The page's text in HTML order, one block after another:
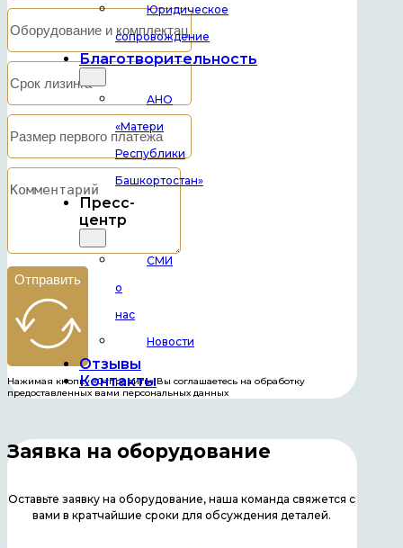
Юридическое
сопровождение
Благотворительность
АНО
«Матери
Республики
Башкортостан»
Пресс-
центр
СМИ
о
нас
Новости
Отзывы
Контакты
Отправить
Нажимая кнопку «Отправить» Вы соглашаетесь на обработку
предоставленных вами персональных данных
Заявка на оборудование
Оставьте заявку на оборудование, наша команда свяжется с
вами в кратчайшие сроки для обсуждения деталей.